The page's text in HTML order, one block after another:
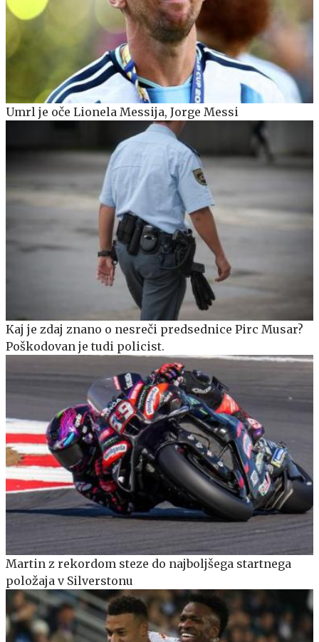
Umrl je oče Lionela Messija, Jorge Messi
Kaj je zdaj znano o nesreči predsednice Pirc Musar?
Poškodovan je tudi policist.
Martin z rekordom steze do najboljšega startnega
položaja v Silverstonu